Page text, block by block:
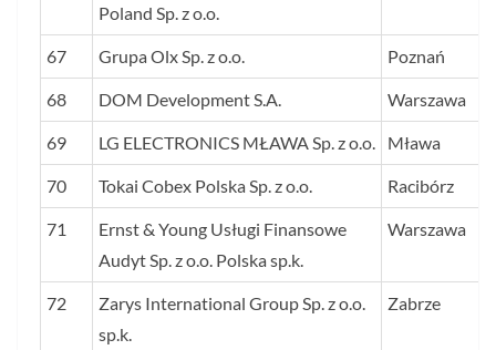
Poland Sp. z o.o.
67 Grupa Olx Sp. z o.o. Poznań
68 DOM Development S.A. Warszawa
69 LG ELECTRONICS MŁAWA Sp. z o.o. Mława
70 Tokai Cobex Polska Sp. z o.o. Racibórz
71
Ernst & Young Usługi Finansowe
Audyt Sp. z o.o. Polska sp.k.
Warszawa
72
Zarys International Group Sp. z o.o.
sp.k.
Zabrze